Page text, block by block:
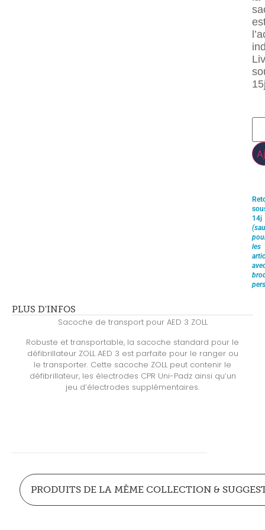
14j
les
PLUS D'INFOS
Sacoche de transport pour AED 3 ZOLL
Robuste et transportable, la sacoche standard pour le
défibrillateur ZOLL AED 3 est parfaite pour le ranger ou
le transporter. Cette sacoche ZOLL peut contenir le
défibrillateur, les électrodes CPR Uni-Padz ainsi qu’un
jeu d’électrodes supplémentaires.
PRODUITS DE LA MÊME COLLECTION &